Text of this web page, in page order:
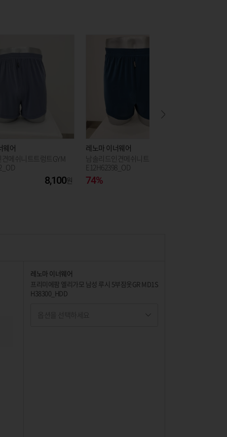
웨어
메쉬니트트렁트GYM
8,100
레노마 이너웨어
남솔리드인견메쉬니트트렁트BGM
E12H62398_OD
74%
레노마 이너웨어
프리미에팜 엘리가모 남성 루시 5부잠옷GR MD1S
H38300_HDD